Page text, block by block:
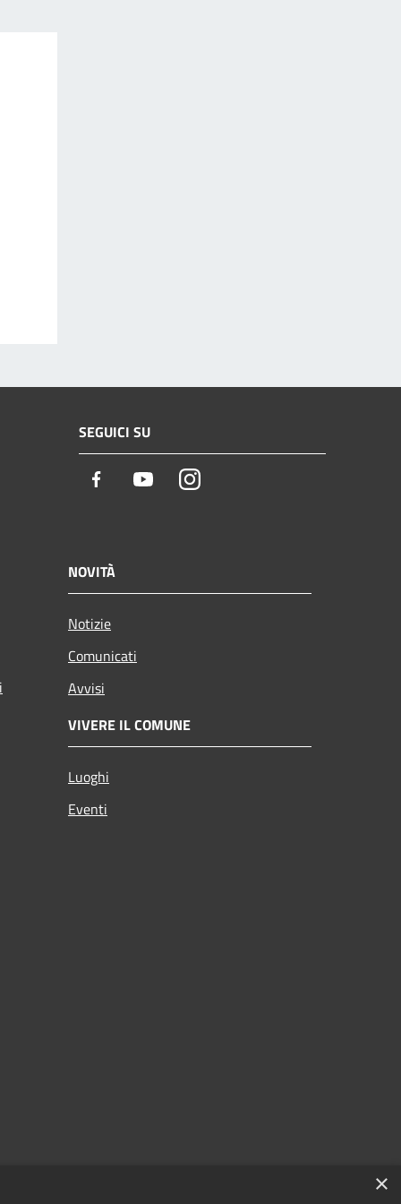
SEGUICI SU
Facebook YoutubeInstagram
NOVITÀ
Notizie
Comunicati
Avvisi
VIVERE IL COMUNE
Luoghi
Eventi
×